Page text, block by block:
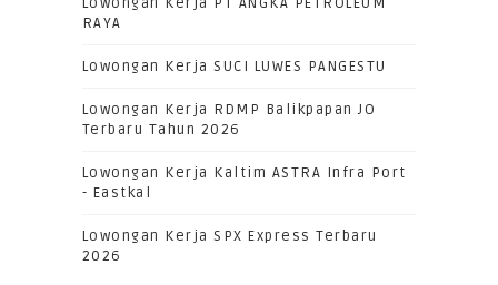
RAYA
Lowongan Kerja SUCI LUWES PANGESTU
Lowongan Kerja RDMP Balikpapan JO
Terbaru Tahun 2026
Lowongan Kerja Kaltim ASTRA Infra Port
- Eastkal
Lowongan Kerja SPX Express Terbaru
2026